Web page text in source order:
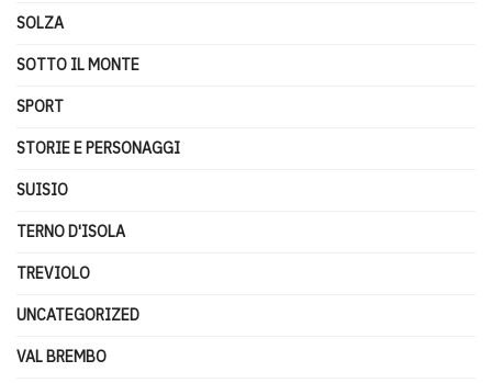
SOLZA
SOTTO IL MONTE
SPORT
STORIE E PERSONAGGI
SUISIO
TERNO D'ISOLA
TREVIOLO
UNCATEGORIZED
VAL BREMBO